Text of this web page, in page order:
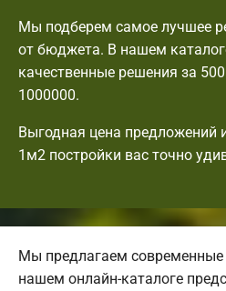
Мы подберем самое лучшее
от бюджета. В нашем
качественные решения за
1000000.
Выгодная цена предложений
1м2 постройки вас точно
Мы предлагаем современные
нашем онлайн-каталоге